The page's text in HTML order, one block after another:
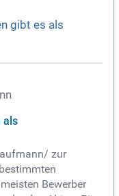
gibt es als
als
zur
Bewerber